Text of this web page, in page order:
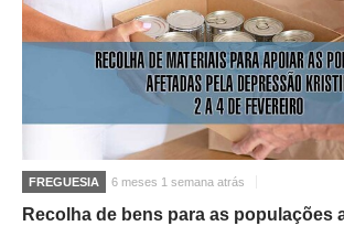
FREGUESIA 6 meses 1 semana atrás
Recolha de bens para as populações